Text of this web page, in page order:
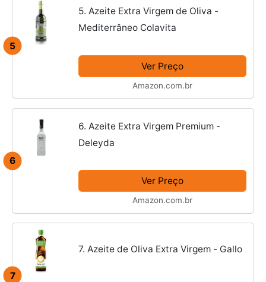
5
5. Azeite Extra Virgem de Oliva -
Mediterrâneo Colavita
Ver Preço
Amazon.com.br
6
6. Azeite Extra Virgem Premium -
Deleyda
Ver Preço
Amazon.com.br
7
7. Azeite de Oliva Extra Virgem - Gallo